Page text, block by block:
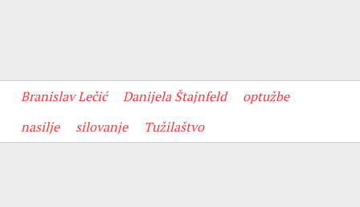
Branislav Lečić Danijela Štajnfeld
optužbe
nasilje
silovanje Tužilaštvo